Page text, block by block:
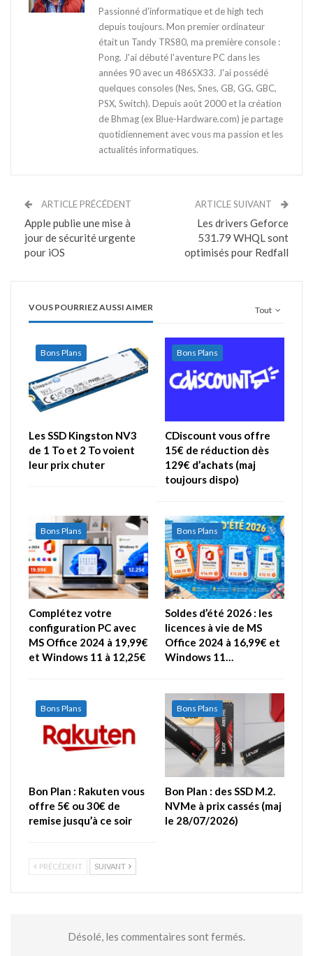
Passionné d'informatique et de high tech
depuis toujours. Mon premier ordinateur
était un Tandy TRS80, ma première console :
Pong. J'ai débuté l'aventure PC dans les
années 90 avec un 486SX33. J'ai possédé
quelques consoles (Nes, Snes, GB, GG, GBC,
PSX, Switch). Depuis août 2000 et la création
de Bhmag (ex Blue-Hardware.com) je partage
quotidiennement avec vous ma passion et les
actualités informatiques.
ARTICLE PRÉCÉDENT
Apple publie une mise à
jour de sécurité urgente
pour iOS
ARTICLE SUIVANT
Les drivers Geforce
531.79 WHQL sont
optimisés pour Redfall
Tout
VOUS POURRIEZ AUSSI AIMER
Bons Plans
Les SSD Kingston NV3
de 1 To et 2 To voient
leur prix chuter
Bons Plans
CDiscount vous offre
15€ de réduction dès
129€ d’achats (maj
toujours dispo)
Bons Plans
Complétez votre
configuration PC avec
MS Office 2024 à 19,99€
et Windows 11 à 12,25€
Bons Plans
Soldes d’été 2026 : les
licences à vie de MS
Office 2024 à 16,99€ et
Windows 11…
Bons Plans
Bon Plan : Rakuten vous
offre 5€ ou 30€ de
remise jusqu’à ce soir
Bons Plans
Bon Plan : des SSD M.2.
NVMe à prix cassés (maj
le 28/07/2026)
PRÉCÉDENT SUIVANT
Désolé, les commentaires sont fermés.